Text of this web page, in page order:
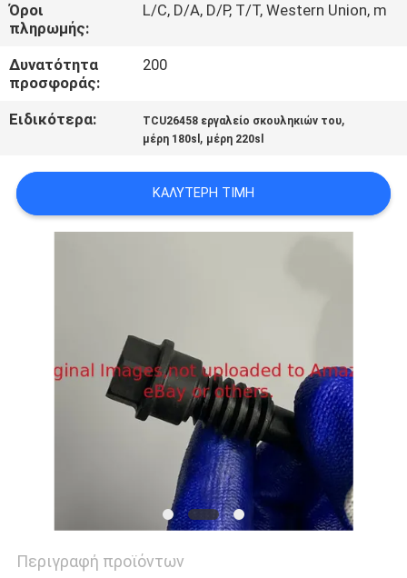
ΖΗΤΉΣΤΕ
ΈΝΑ
ΑΠΌΣΠΑΣΜΑ
PRIVACY
Όροι
πληρωμής:
L/C, D/A, D/P, T/T, Western Union, m
Δυνατότητα
προσφοράς:
200
Ειδικότερα: TCU26458 εργαλείο σκουληκιών του,
μέρη 180sl , μέρη 220sl
ΚΑΛΎΤΕΡΗ ΤΙΜΉ
Περιγραφή προϊόντων